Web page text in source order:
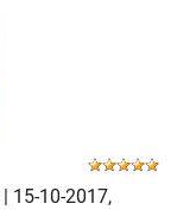
15-10-2017,